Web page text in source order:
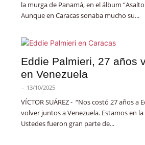
la murga de Panamá, en el álbum
Aunque en Caracas sonaba mucho su...
Eddie Palmieri, 27 años
en Venezuela
- 13/10/2025
VÍCTOR SUÁREZ - “Nos costó 27 años a
volver juntos a Venezuela. Estamos en
Ustedes fueron gran parte de...